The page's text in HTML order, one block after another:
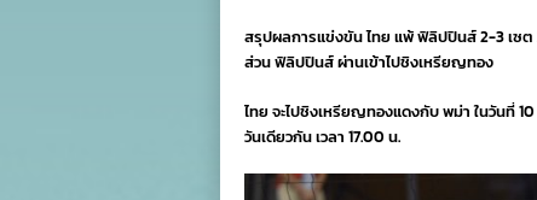
สรุปผลการแข่งขัน ไทย แพ้ ฟิลิปปินส์ 2-3 เซต
ส่วน ฟิลิปปินส์ ผ่านเข้าไปชิงเหรียญทอง
ไทย จะไปชิงเหรียญทองแดงกับ พม่า ในวันที่
วันเดียวกัน เวลา 17.00 น.